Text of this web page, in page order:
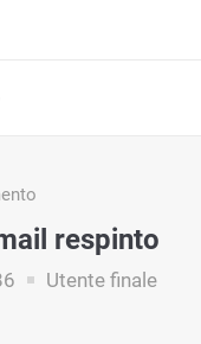
respinto
Utente finale